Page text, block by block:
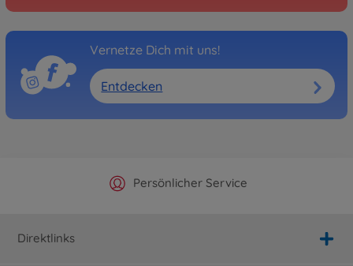
Vernetze Dich mit uns!
Entdecken
Offizieller Hersteller Shop
Persönlicher Service
Versandkostenfrei ab 25€
Schnelle Lieferung
Direktlinks